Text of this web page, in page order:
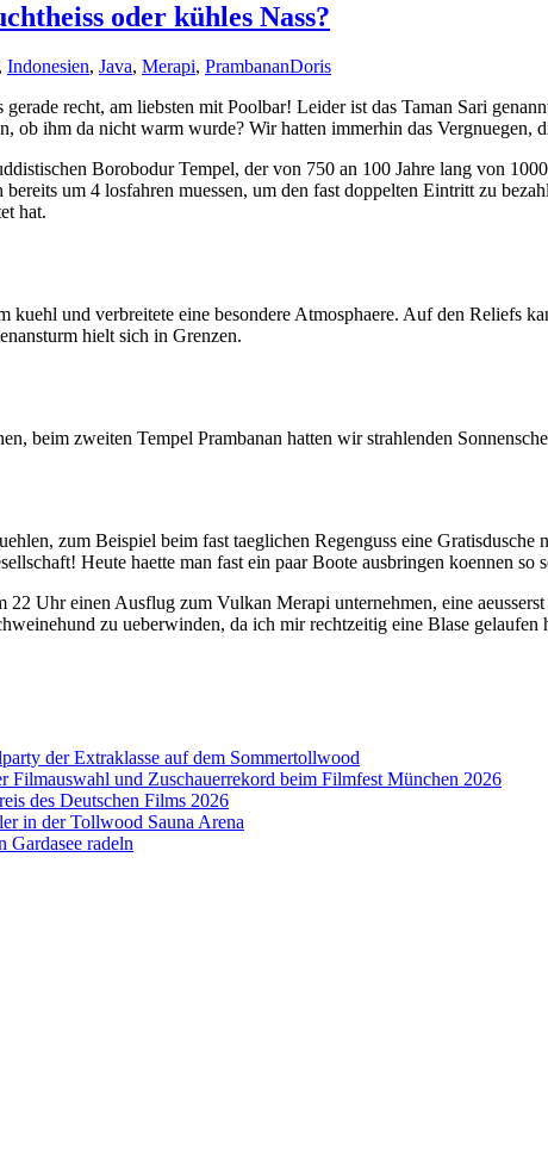
oder kühles Nass?
Indonesien, Java, Merapi, PrambananDoris
gerade recht, am liebsten mit Poolbar! Leider ist das Taman Sari
ob ihm da nicht warm wurde? Wir hatten immerhin das Vergnuegen,
Borobodur Tempel, der von 750 an 100 Jahre lang von
um 4 losfahren muessen, um den fast doppelten Eintritt zu
hat.
kuehl und verbreitete eine besondere Atmosphaere. Auf den Reliefs
hielt sich in Grenzen.
beim zweiten Tempel Prambanan hatten wir strahlenden
zum Beispiel beim fast taeglichen Regenguss eine
Heute haette man fast ein paar Boote ausbringen koennen so
Uhr einen Ausflug zum Vulkan Merapi unternehmen, eine
zu ueberwinden, da ich mir rechtzeitig eine Blase
der Extraklasse auf dem Sommertollwood
Filmauswahl und Zuschauerrekord beim Filmfest München 2026
des Deutschen Films 2026
in der Tollwood Sauna Arena
Gardasee radeln